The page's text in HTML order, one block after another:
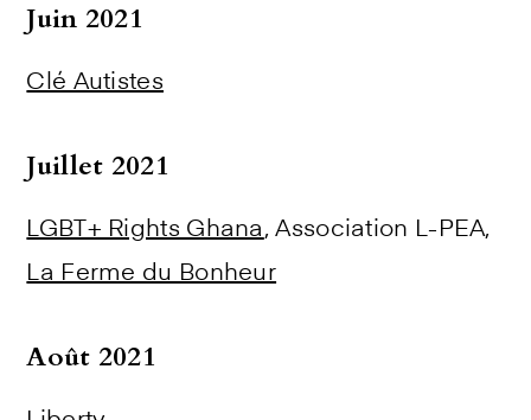
Juin 2021
Clé Autistes
Juillet 2021
LGBT+ Rights Ghana , Association L-PEA,
La Ferme du Bonheur
Août 2021